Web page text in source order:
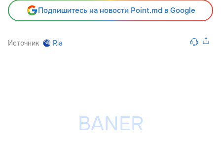
Подпишитесь на новости Point.md в Google
Источник Ria